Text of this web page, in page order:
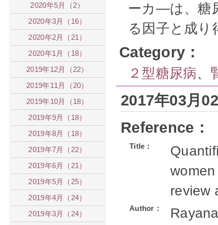
ーカ―は、糖
る因子と成り
Category：
２型糖尿病、
2017年03月
Reference：
Title：
review
Author：
2020年5月（2）
2020年3月（16）
2020年2月（21）
2020年1月（18）
2019年12月（22）
2019年11月（20）
2019年10月（18）
2019年9月（18）
2019年8月（18）
2019年7月（22）
2019年6月（21）
2019年5月（25）
2019年4月（24）
2019年3月（24）